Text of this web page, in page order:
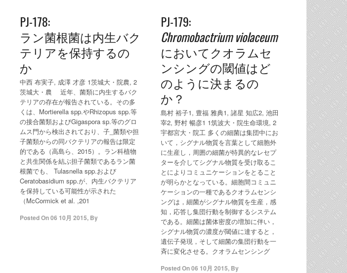
PJ-178:
ラン菌根菌は内生バク
テリアを保持するの
か
中西 布実子, 成澤 才彦 1茨城大・院農, 2
茨城大・農 近年、菌類に内生するバク
テリアの存在が報告されている。その多
くは、Mortierella spp.やRhizopus spp.等
の接合菌類およびGigaspora sp.等のグロ
ムス門から検出されており、子_菌類や担
子菌類からの同バクテリアの報告は限定
的である（高島ら、2015）。ラン科植物
と共生関係を結ぶ担子菌類であるラン菌
根菌でも、 Tulasnella spp.および
Ceratobasidium spp.が、内生バクテリア
を保持している可能性が示された
（McCormick et al. ,201
Posted On06 10月 2015, By
PJ-179:
Chromobactrium violaceum
においてクオラムセ
ンシングの閾値はど
のように決まるの
か？
島村 裕子1, 豊福 雅典1, 諸星 知広2, 池田
宰2, 野村 暢彦1 1筑波大・院生命環境, 2
宇都宮大・院工 多くの細菌は集団中にお
いて，シグナル物質を言葉として細胞外
に生産し，周囲の細菌が特異的なレセプ
ターを介してシグナル物質を受け取るこ
とによりコミュニケーションをとること
が明らかとなっている。細胞間コミュニ
ケーションの一種であるクオラムセンシ
ングは，細菌がシグナル物質を生産，感
知，応答し集団行動を制御するシステム
である。細菌は菌体密度の増加に伴い，
シグナル物質の濃度が閾値に達すると，
遺伝子発現，そして細菌の集団行動を一
斉に変化させる。クオラムセンシング
Posted On06 10月 2015, By